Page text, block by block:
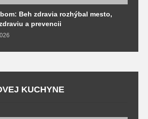
Beh zdravia rozhýbal mesto,
a prevencii
KUCHYNE